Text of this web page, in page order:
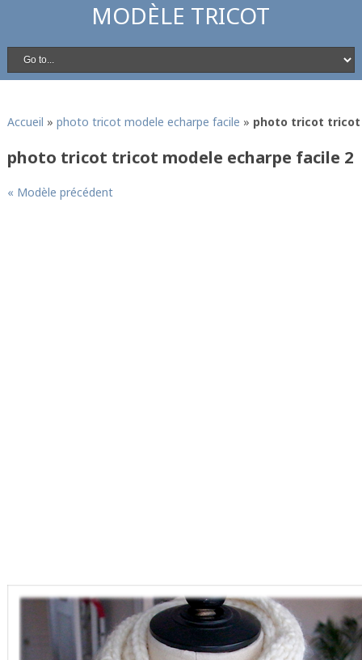
MODÈLE TRICOT
Accueil » photo tricot modele echarpe facile » photo tricot tricot
photo tricot tricot modele echarpe facile 2
« Modèle précédent